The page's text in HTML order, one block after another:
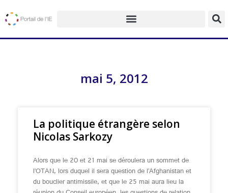
mai 5, 2012
La politique étrangère selon
Nicolas Sarkozy
Alors que le 20 et 21 mai se déroulera un sommet de
l’OTAN, lors duquel il sera question de l’Afghanistan et
du bouclier antimissile, et que le 25 mai aura lieu la